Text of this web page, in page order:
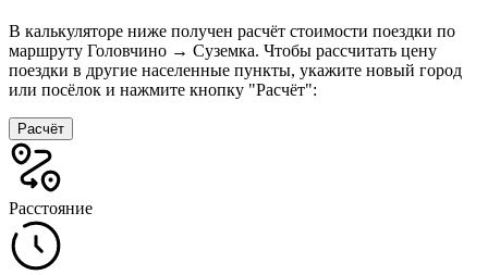
В калькуляторе ниже получен расчёт стоимости поездки по
маршруту Головчино → Суземка. Чтобы рассчитать цену
поездки в другие населенные пункты, укажите новый город
или посёлок и нажмите кнопку "Расчёт":
Расчёт
Расстояние